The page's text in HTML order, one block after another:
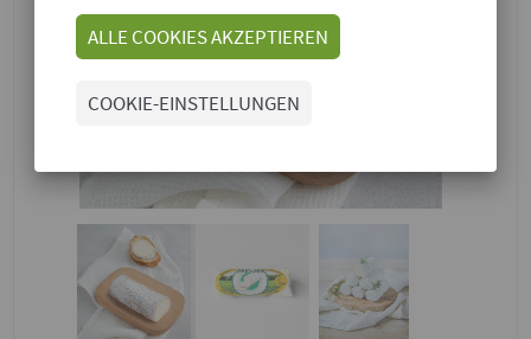
ALLE COOKIES AKZEPTIEREN
COOKIE-EINSTELLUNGEN